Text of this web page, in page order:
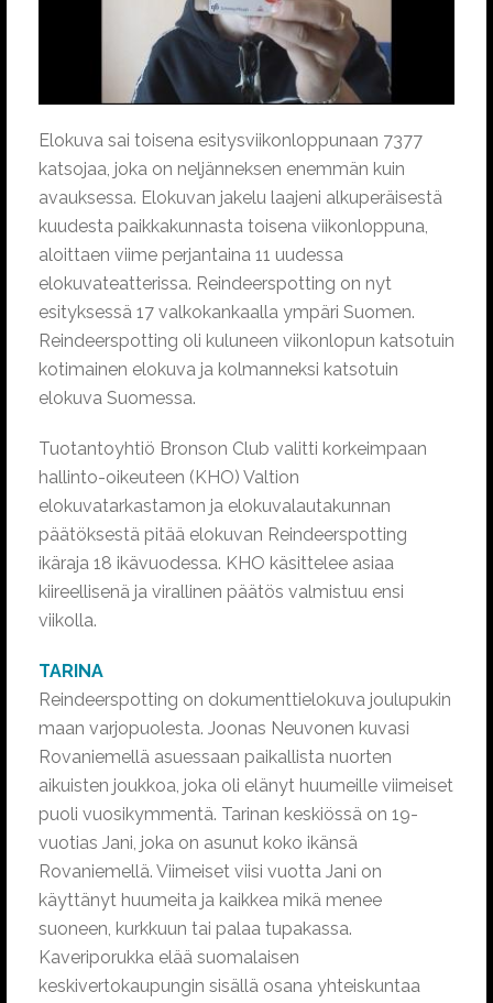
Elokuva sai toisena esitysviikonloppunaan 7377
katsojaa, joka on neljänneksen enemmän kuin
avauksessa. Elokuvan jakelu laajeni alkuperäisestä
kuudesta paikkakunnasta toisena viikonloppuna,
aloittaen viime perjantaina 11 uudessa
elokuvateatterissa. Reindeerspotting on nyt
esityksessä 17 valkokankaalla ympäri Suomen.
Reindeerspotting oli kuluneen viikonlopun katsotuin
kotimainen elokuva ja kolmanneksi katsotuin
elokuva Suomessa.
Tuotantoyhtiö Bronson Club valitti korkeimpaan
hallinto-oikeuteen (KHO) Valtion
elokuvatarkastamon ja elokuvalautakunnan
päätöksestä pitää elokuvan Reindeerspotting
ikäraja 18 ikävuodessa. KHO käsittelee asiaa
kiireellisenä ja virallinen päätös valmistuu ensi
viikolla.
TARINA
Reindeerspotting on dokumenttielokuva joulupukin
maan varjopuolesta. Joonas Neuvonen kuvasi
Rovaniemellä asuessaan paikallista nuorten
aikuisten joukkoa, joka oli elänyt huumeille viimeiset
puoli vuosikymmentä. Tarinan keskiössä on 19-
vuotias Jani, joka on asunut koko ikänsä
Rovaniemellä. Viimeiset viisi vuotta Jani on
käyttänyt huumeita ja kaikkea mikä menee
suoneen, kurkkuun tai palaa tupakassa.
Kaveriporukka elää suomalaisen
keskivertokaupungin sisällä osana yhteiskuntaa